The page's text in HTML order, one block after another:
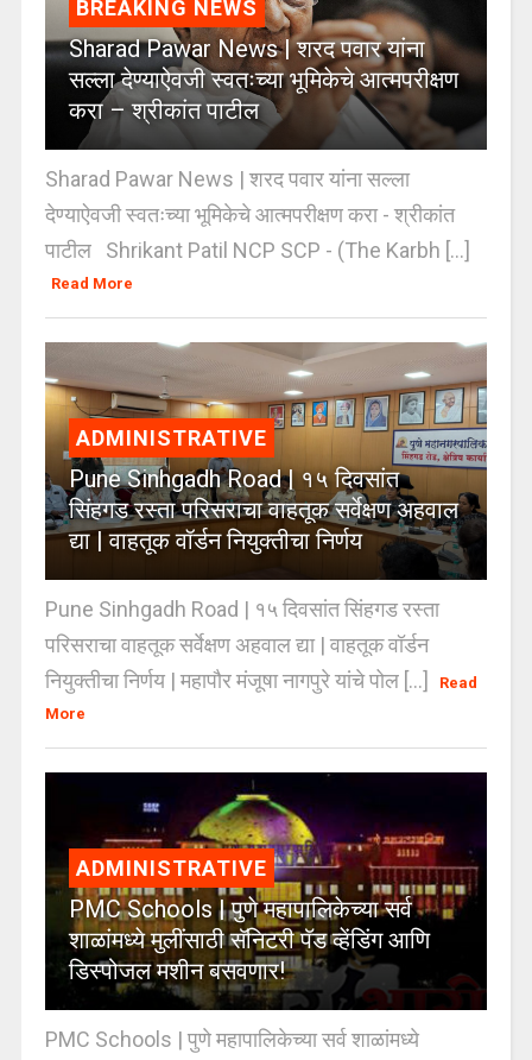
BREAKING NEWS
Sharad Pawar News | शरद पवार यांना
सल्ला देण्याऐवजी स्वतःच्या भूमिकेचे आत्मपरीक्षण
करा – श्रीकांत पाटील
Sharad Pawar News | शरद पवार यांना सल्ला
देण्याऐवजी स्वतःच्या भूमिकेचे आत्मपरीक्षण करा - श्रीकांत
पाटील Shrikant Patil NCP SCP - (The Karbh [...]
Read More
ADMINISTRATIVE
Pune Sinhgadh Road | १५ दिवसांत
सिंहगड रस्ता परिसराचा वाहतूक सर्वेक्षण अहवाल
द्या | वाहतूक वॉर्डन नियुक्तीचा निर्णय
Pune Sinhgadh Road | १५ दिवसांत सिंहगड रस्ता
परिसराचा वाहतूक सर्वेक्षण अहवाल द्या | वाहतूक वॉर्डन
नियुक्तीचा निर्णय | महापौर मंजूषा नागपुरे यांचे पोल [...]
Read
More
ADMINISTRATIVE
PMC Schools | पुणे महापालिकेच्या सर्व
शाळांमध्ये मुलींसाठी सॅनिटरी पॅड व्हेंडिंग आणि
डिस्पोजल मशीन बसवणार!
PMC Schools | पुणे महापालिकेच्या सर्व शाळांमध्ये